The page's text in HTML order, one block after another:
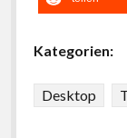
Kategorien:
Desktop